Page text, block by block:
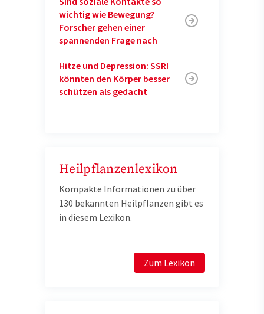
wichtig wie Bewegung?
Forscher gehen einer
spannenden Frage nach
Hitze und Depression: SSRI
könnten den Körper besser
schützen als gedacht
Heilpflanzenlexikon
Kompakte Informationen zu über
130 bekannten Heilpflanzen gibt es
in diesem Lexikon.
Zum Lexikon